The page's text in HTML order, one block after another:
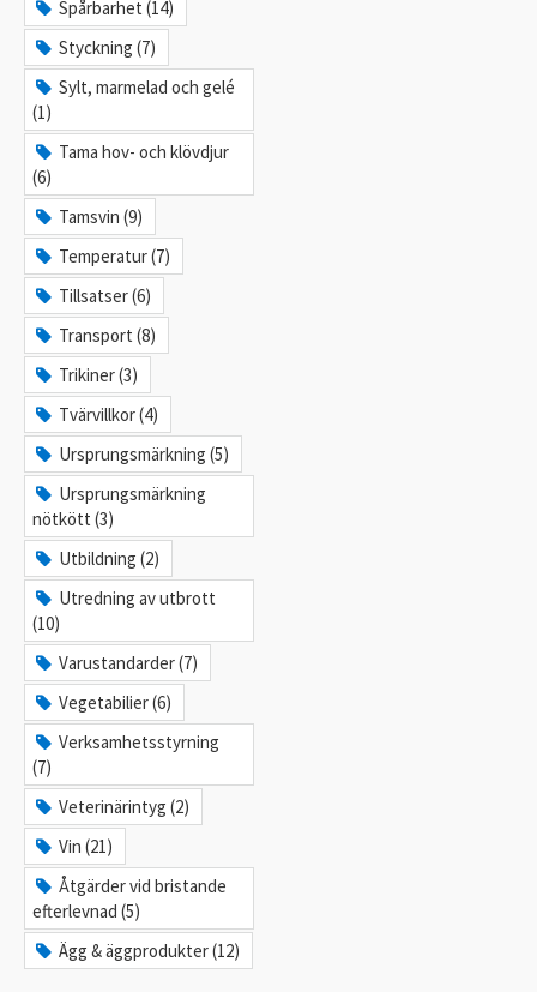
Spårbarhet (14)
Styckning (7)
Sylt, marmelad och gelé
(1)
Tama hov- och klövdjur
(6)
Tamsvin (9)
Temperatur (7)
Tillsatser (6)
Transport (8)
Trikiner (3)
Tvärvillkor (4)
Ursprungsmärkning (5)
Ursprungsmärkning
nötkött (3)
Utbildning (2)
Utredning av utbrott
(10)
Varustandarder (7)
Vegetabilier (6)
Verksamhetsstyrning
(7)
Veterinärintyg (2)
Vin (21)
Åtgärder vid bristande
efterlevnad (5)
Ägg & äggprodukter (12)